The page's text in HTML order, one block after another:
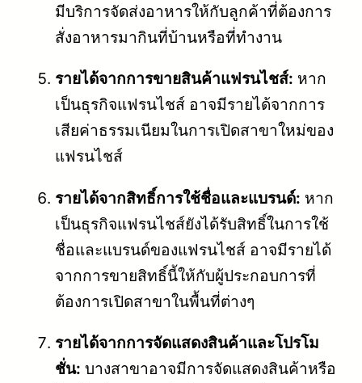
มีบริการจัดส่งอาหารให้กับลูกค้าที่ต้องการ
สั่งอาหารมากินที่บ้านหรือที่ทำงาน
รายได้จากการขายสินค้าแฟรนไชส์: หาก
เป็นธุรกิจแฟรนไชส์ อาจมีรายได้จากการ
เสียค่าธรรมเนียมในการเปิดสาขาใหม่ของ
แฟรนไชส์
รายได้จากสิทธิ์การใช้ชื่อและแบรนด์: หาก
เป็นธุรกิจแฟรนไชส์ยังได้รับสิทธิ์ในการใช้
ชื่อและแบรนด์ของแฟรนไชส์ อาจมีรายได้
จากการขายสิทธิ์นี้ให้กับผู้ประกอบการที่
ต้องการเปิดสาขาในพื้นที่ต่างๆ
รายได้จากการจัดแสดงสินค้าและโปรโม
ชั่น: บางสาขาอาจมีการจัดแสดงสินค้าหรือ